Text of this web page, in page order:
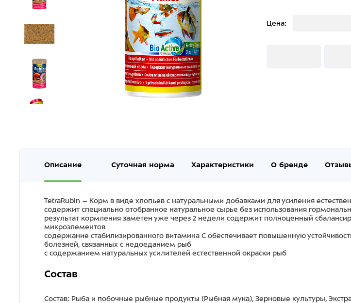
Цена:
Описание Суточная норма Характеристики О бренде
TetraRubin – Корм в виде хлопьев с натуральными добавками для усиления
содержит специально отобранное натуральное сырье без использования
результат кормления заметен уже через 2 недели содержит полноценный
микроэлементов
содержание стабилизированного витамина С обеспечивает повышенную
болезней, связанных с недоеданием рыб
с содержанием натуральных усилителей естественной окраски рыб
Состав
Состав: Рыба и побочные рыбные продукты (Рыбная мука), Зерновые культуры,